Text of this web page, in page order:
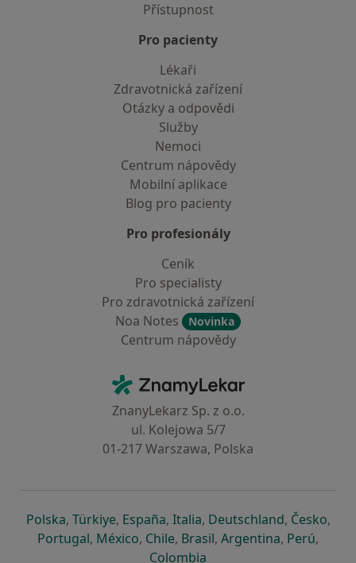
Přístupnost
Pro pacienty
Lékaři
Zdravotnická zařízení
Otázky a odpovědi
Služby
Nemoci
Centrum nápovědy
Mobilní aplikace
Blog pro pacienty
Pro profesionály
Ceník
Pro specialisty
Pro zdravotnická zařízení
Noa Notes
Novinka
Centrum nápovědy
ZnamyLekar - Hlavní stránka
ZnanyLekarz Sp. z o.o.
ul. Kolejowa 5/7
01-217 Warszawa, Polska
Polskase otevře v nové záložce
, Türkiyese otevře v nové záložce
, Españase otevře v nové záložce
, Italiase otevře v nové záložce
, Deutschlandse otevře v
, Českose
,
Portugalse otevře v nové záložce
, Méxicose otevře v nové záložce
, Chilese otevře v nové záložce
, Brasilse otevře v nové
, Argentinase otevře v
, Perúse
,
Colombia